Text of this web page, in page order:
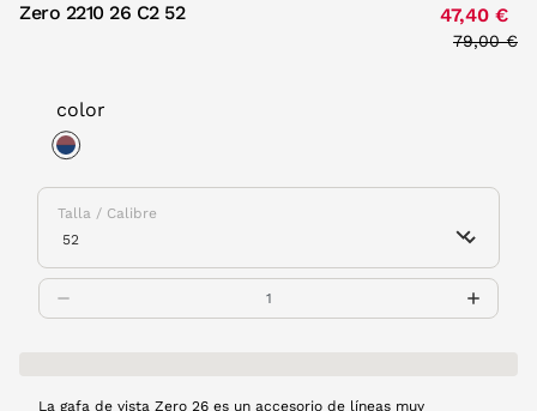
Zero 2210 26 C2 52 47,40 €
Price
79,00 €
color
Talla / Calibre
La gafa de vista Zero 26 es un accesorio de líneas muy